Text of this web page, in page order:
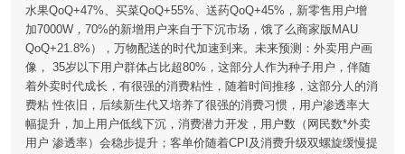
水果QoQ+47%、买菜QoQ+55%、送药QoQ+45%，新零售用户增
加7000W，70%的新增用户来自于下沉市场，饿了么商家版MAU
QoQ+21.8%），万物配送的时代加速到来。未来预测：外卖用户画
像， 35岁以下用户群体占比超80%，这部分人作为种子用户，伴随
着外卖时代成长，有很强的消费粘性，随着时间推移，这部分人的消
费粘 性依旧，后续新生代又培养了很强的消费习惯，用户渗透率大
幅提升，加上用户低线下沉，消费潜力开发，用户数（网民数*外卖
用户 渗透率）会稳步提升；客单价随着CPI及消费升级双螺旋缓慢提